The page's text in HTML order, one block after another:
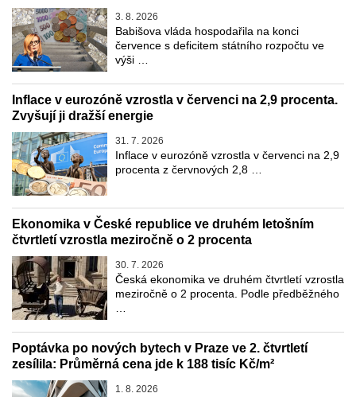
3. 8. 2026
Babišova vláda hospodařila na konci
července s deficitem státního rozpočtu ve
výši …
Inflace v eurozóně vzrostla v červenci na 2,9 procenta.
Zvyšují ji dražší energie
31. 7. 2026
Inflace v eurozóně vzrostla v červenci na 2,9
procenta z červnových 2,8 …
Ekonomika v České republice ve druhém letošním
čtvrtletí vzrostla meziročně o 2 procenta
30. 7. 2026
Česká ekonomika ve druhém čtvrtletí vzrostla
meziročně o 2 procenta. Podle předběžného
Poptávka po nových bytech v Praze ve 2. čtvrtletí
zesílila: Průměrná cena jde k 188 tisíc Kč/m²
1. 8. 2026